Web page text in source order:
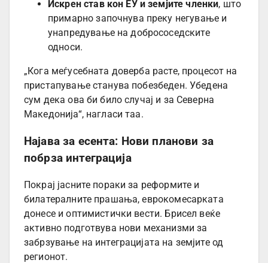
Искрен став кон ЕУ и земјите членки, што
примарно започнува преку негување и
унапредување на добрососедските
односи.
„Кога меѓусебната доверба расте, процесот на
пристапување станува побезбеден. Убедена
сум дека ова би било случај и за Северна
Македонија“, нагласи таа.
Најава за есента: Нови планови за
побрза интеграција
Покрај јасните пораки за реформите и
билатералните прашања, еврокомесарката
донесе и оптимистички вести. Брисел веќе
активно подготвува нови механизми за
забрзување на интеграцијата на земјите од
регионот.